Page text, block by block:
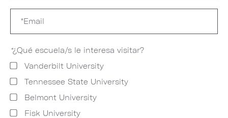
*¿Qué escuela/s le interesa visitar?
Vanderbilt University
Tennessee State University
Belmont University
Fisk University